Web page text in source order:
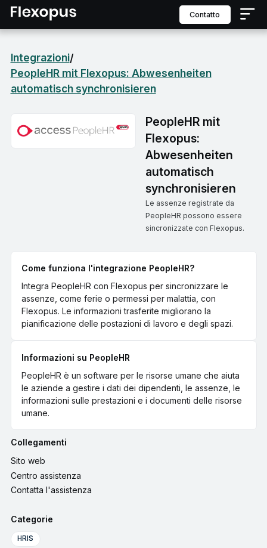
contatto
Integrazioni/
PeopleHR mit Flexopus: Abwesenheiten
automatisch synchronisieren
PeopleHR mit
Flexopus:
Abwesenheiten
automatisch
synchronisieren
Le assenze registrate da
PeopleHR possono essere
sincronizzate con Flexopus.
Come funziona l'integrazione PeopleHR?
Integra PeopleHR con Flexopus per sincronizzare le
assenze, come ferie o permessi per malattia, con
Flexopus. Le informazioni trasferite migliorano la
pianificazione delle postazioni di lavoro e degli spazi.
Informazioni su PeopleHR
PeopleHR è un software per le risorse umane che aiuta
le aziende a gestire i dati dei dipendenti, le assenze, le
informazioni sulle prestazioni e i documenti delle risorse
umane.
Collegamenti
Sito web
Centro assistenza
Contatta l'assistenza
Categorie
HRIS